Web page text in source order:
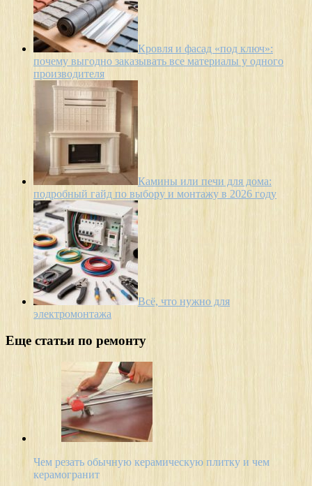
Кровля и фасад «под ключ»:
почему выгодно заказывать все материалы у одного
производителя
Камины или печи для дома:
подробный гайд по выбору и монтажу в 2026 году
Всё, что нужно для
электромонтажа
Еще статьи по ремонту
Чем резать обычную керамическую плитку и чем
керамогранит